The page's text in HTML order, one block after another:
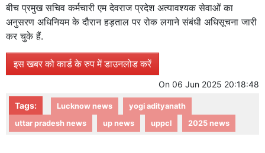
बीच प्रमुख सचिव कर्मचारी एम देवराज प्रदेश अत्यावश्यक सेवाओं का
अनुसरण अधिनियम के दौरान हड़ताल पर रोक लगाने संबंधी अधिसूचना जारी
कर चुके हैं.
इस खबर को कार्ड के रुप में डाउनलोड करें
On 06 Jun 2025 20:18:48
Tags: Lucknow news
yogi adityanath
uttar pradesh news
up news uppcl 2025 news